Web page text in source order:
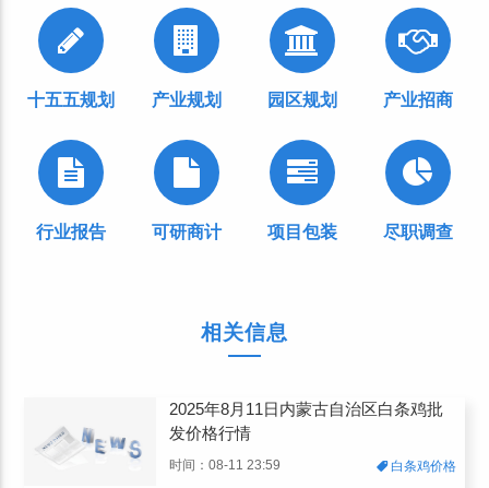
十五五规划 产业规划 园区规划 产业招商
行业报告 可研商计 项目包装 尽职调查
相关信息
2025年8月11日内蒙古自治区白条鸡批
发价格行情
时间：08-11 23:59 白条鸡价格